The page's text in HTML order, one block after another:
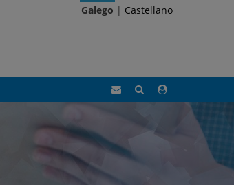
Galego | Castellano
Correo
Eidolocal
BuscarAcceso
área
privada